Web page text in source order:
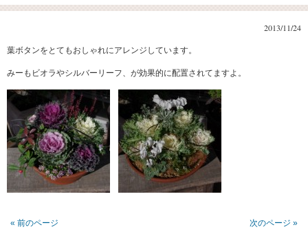
2013/11/24
葉ボタンをとてもおしゃれにアレンジしています。
みーもビオラやシルバーリーフ、が効果的に配置されてますよ。
« 前のページ 次のページ »